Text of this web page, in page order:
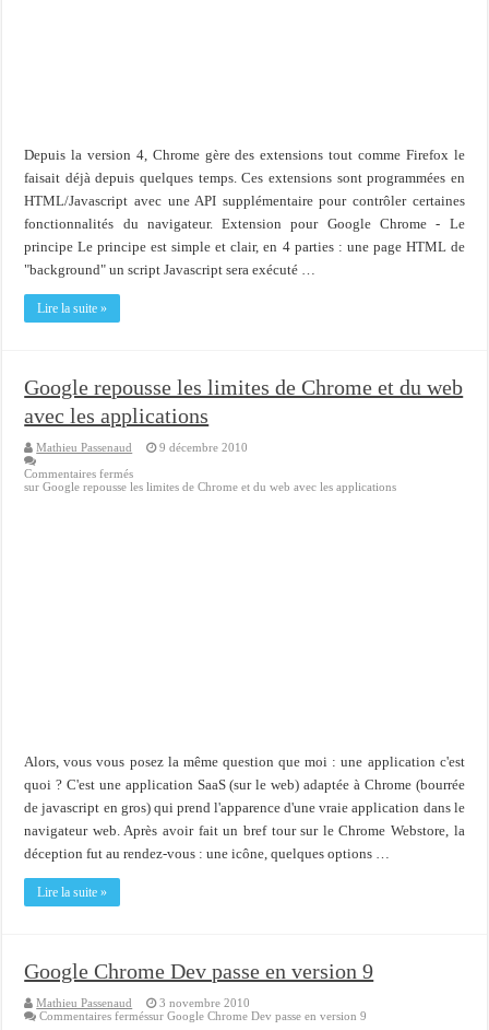
Depuis la version 4, Chrome gère des extensions tout comme Firefox le
faisait déjà depuis quelques temps. Ces extensions sont programmées en
HTML/Javascript avec une API supplémentaire pour contrôler certaines
fonctionnalités du navigateur. Extension pour Google Chrome - Le
principe Le principe est simple et clair, en 4 parties : une page HTML de
"background" un script Javascript sera exécuté …
Lire la suite »
Google repousse les limites de Chrome et du web
avec les applications
Mathieu Passenaud
9 décembre 2010
Commentaires fermés
sur Google repousse les limites de Chrome et du web avec les applications
Alors, vous vous posez la même question que moi : une application c'est
quoi ? C'est une application SaaS (sur le web) adaptée à Chrome (bourrée
de javascript en gros) qui prend l'apparence d'une vraie application dans le
navigateur web. Après avoir fait un bref tour sur le Chrome Webstore, la
déception fut au rendez-vous : une icône, quelques options …
Lire la suite »
Google Chrome Dev passe en version 9
Mathieu Passenaud
3 novembre 2010
Commentaires ferméssur Google Chrome Dev passe en version 9